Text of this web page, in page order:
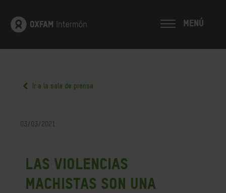
MENÚ
Ir a la sala de prensa
03/03/2021
Las violencias
machistas son una